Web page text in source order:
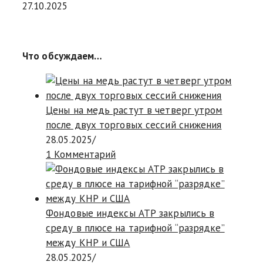
27.10.2025
Что обсуждаем…
Цены на медь растут в четверг утром
после двух торговых сессий снижения
28.05.2025/
1 Комментарий
Фондовые индексы АТР закрылись в
среду в плюсе на тарифной “разрядке”
между КНР и США
28.05.2025/